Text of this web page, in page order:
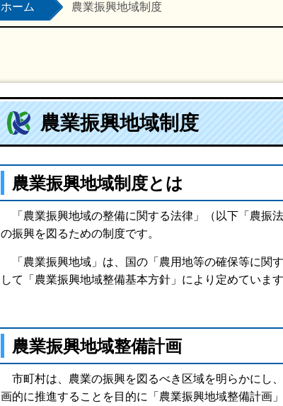
ホーム 農業振興地域制度
農業振興地域制度
農業振興地域制度とは
「農業振興地域の整備に関する法律」（以下「農振
の振興を図るための制度です。
「農業振興地域」は、国の「農用地等の確保等に関
して「農業振興地域整備基本方針」により定めています
農業振興地域整備計画
市町村は、農業の振興を図るべき区域を明らかにし
画的に推進することを目的に「農業振興地域整備計画」